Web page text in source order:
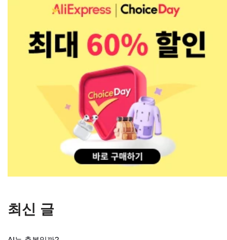
최신 글